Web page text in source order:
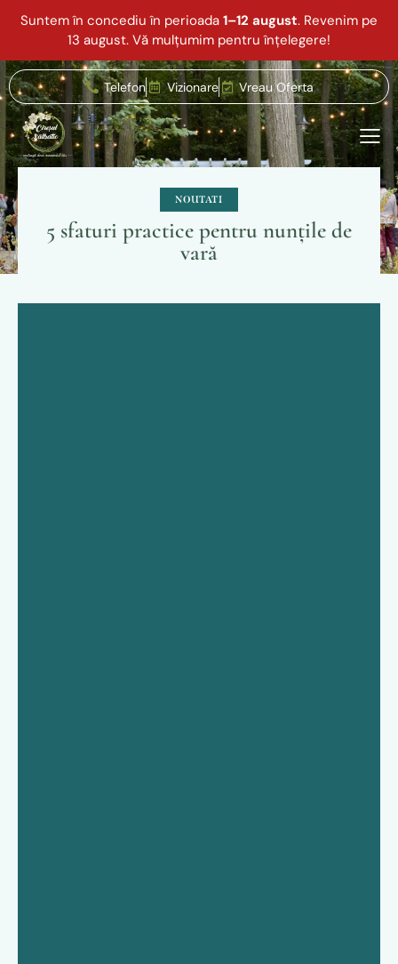
Suntem în concediu în perioada 1–12 august. Revenim pe
13 august. Vă mulțumim pentru înțelegere!
Telefon Vizionare Vreau Oferta
NOUTATI
5 sfaturi practice pentru nunțile de
vară